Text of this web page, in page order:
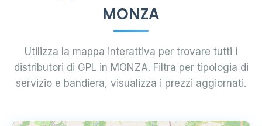
MONZA
Utilizza la mappa interattiva per trovare tutti i
distributori di GPL in MONZA. Filtra per tipologia di
servizio e bandiera, visualizza i prezzi aggiornati.